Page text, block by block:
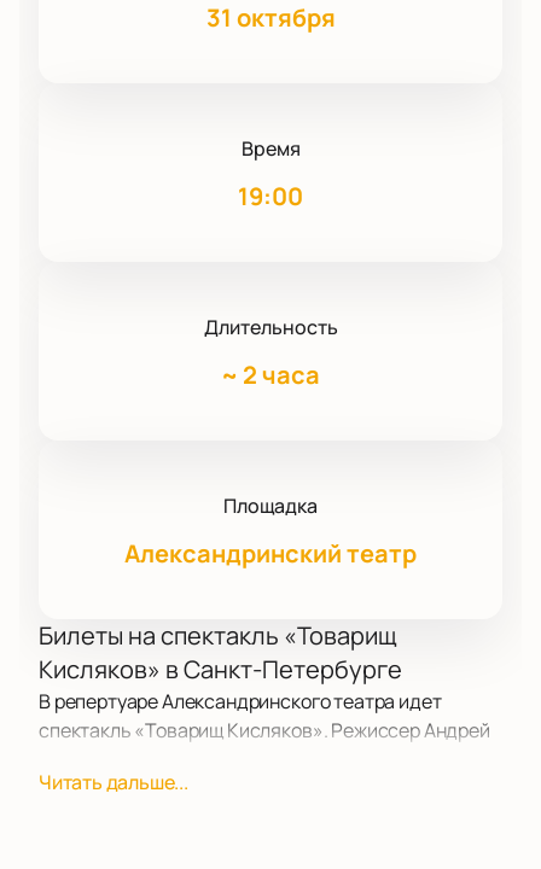
31 октября
Время
19:00
Длительность
~ 2 часа
Площадка
Александринский театр
Билеты на спектакль «Товарищ
Кисляков» в Санкт-Петербурге
В репертуаре Александринского театра идет
спектакль «Товарищ Кисляков». Режиссер Андрей
сцене. Купить билеты на спектакль «Товарищ
Читать дальше...